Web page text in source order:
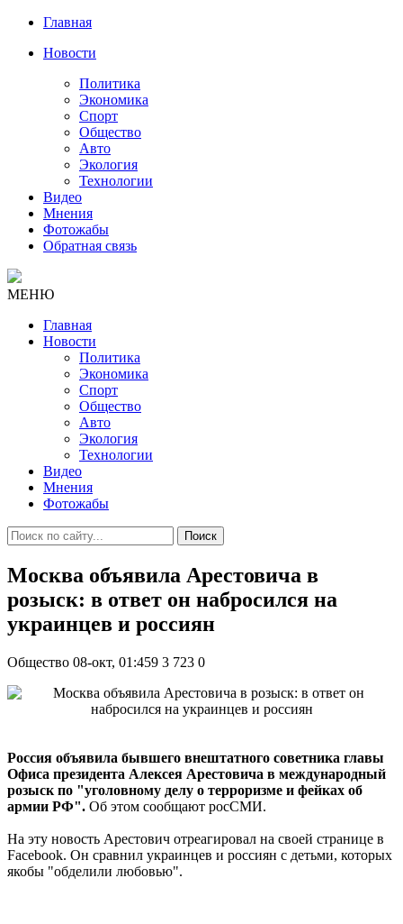
Главная
Новости
Политика
Экономика
Спорт
Общество
Авто
Экология
Технологии
Видео
Мнения
Фотожабы
Обратная связь
МЕНЮ
Главная
Новости
Политика
Экономика
Спорт
Общество
Авто
Экология
Технологии
Видео
Мнения
Фотожабы
Поиск
Москва объявила Арестовича в
розыск: в ответ он набросился на
украинцев и россиян
Общество 08-окт, 01:459 3 723 0
Россия объявила бывшего внештатного советника главы
Офиса президента Алексея Арестовича в международный
розыск по "уголовному делу о терроризме и фейках об
армии РФ". Об этом сообщают росСМИ.
На эту новость Арестович отреагировал на своей странице в
Facebook. Он сравнил украинцев и россиян с детьми, которых
якобы "обделили любовью".